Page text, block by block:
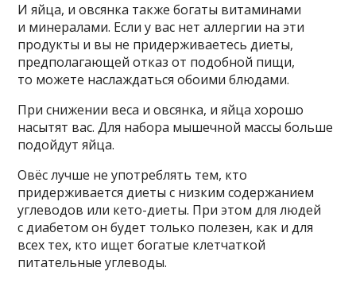
И яйца, и овсянка также богаты витаминами
и минералами. Если у вас нет аллергии на эти
продукты и вы не придерживаетесь диеты,
предполагающей отказ от подобной пищи,
то можете наслаждаться обоими блюдами.
При снижении веса и овсянка, и яйца хорошо
насытят вас. Для набора мышечной массы больше
подойдут яйца.
Овёс лучше не употреблять тем, кто
придерживается диеты с низким содержанием
углеводов или кето-диеты. При этом для людей
с диабетом он будет только полезен, как и для
всех тех, кто ищет богатые клетчаткой
питательные углеводы.